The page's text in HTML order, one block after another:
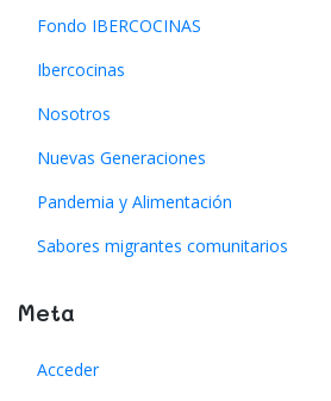
Fondo IBERCOCINAS
Ibercocinas
Nosotros
Nuevas Generaciones
Pandemia y Alimentación
Sabores migrantes comunitarios
Meta
Acceder